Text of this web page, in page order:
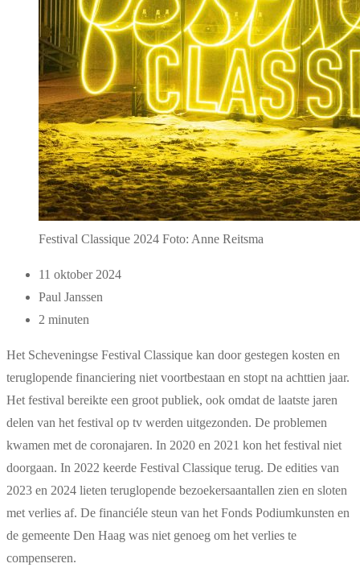
Festival Classique 2024 Foto: Anne Reitsma
11 oktober 2024
Paul Janssen
2 minuten
Het Scheveningse Festival Classique kan door gestegen kosten en
teruglopende financiering niet voortbestaan en stopt na achttien jaar.
Het festival bereikte een groot publiek, ook omdat de laatste jaren
delen van het festival op tv werden uitgezonden. De problemen
kwamen met de coronajaren. In 2020 en 2021 kon het festival niet
doorgaan. In 2022 keerde Festival Classique terug. De edities van
2023 en 2024 lieten teruglopende bezoekersaantallen zien en sloten
met verlies af. De financiéle steun van het Fonds Podiumkunsten en
de gemeente Den Haag was niet genoeg om het verlies te
compenseren.